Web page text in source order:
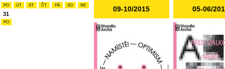
PO ÚT ST ČT PÁ SO NE
31
PO
09-10/2015 05-06/